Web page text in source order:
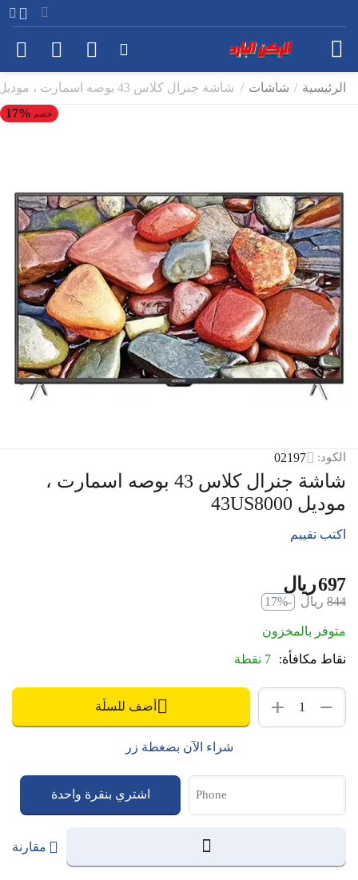
الرئيسية / شاشات / شاشة جنرال كلاس 43 بوصه اسمارت ، موديل 43US8000
خصم 17%
الكود: 02197
شاشة جنرال كلاس 43 بوصه اسمارت ،
موديل 43US8000
اكتب تقييم
ريال‎‍697‍
ريال ‍844‍
-17%
متوفر بالمخزون
نقاط مكافأة: 7 نقطة
+ − أضف للسلّة
شراء الآن بضغطة زر
اشتري بنقرة واحدة
مقارنة